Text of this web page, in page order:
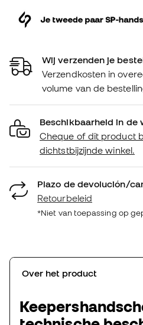
Wij verzenden je
Verzendkosten in
volume van de
Beschikbaarheid in de
Cheque of dit product
dichtstbijzijnde winkel.
Plazo de devolución/
Retourbeleid
*Niet van toepassing op
Over het product